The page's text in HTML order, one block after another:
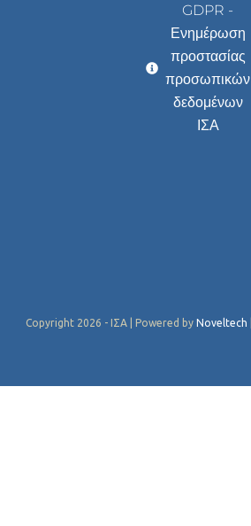
GDPR -
Ενημέρωση
προστασίας
προσωπικών
δεδομένων
ΙΣΑ
Copyright 2026 - ΙΣΑ | Powered by Noveltech